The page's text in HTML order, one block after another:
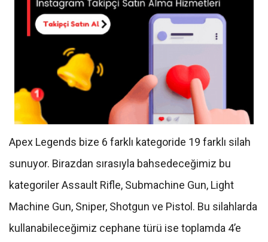
Apex Legends bize 6 farklı kategoride 19 farklı silah
sunuyor. Birazdan sırasıyla bahsedeceğimiz bu
kategoriler Assault Rifle, Submachine Gun, Light
Machine Gun, Sniper, Shotgun ve Pistol. Bu silahlarda
kullanabileceğimiz cephane türü ise toplamda 4’e